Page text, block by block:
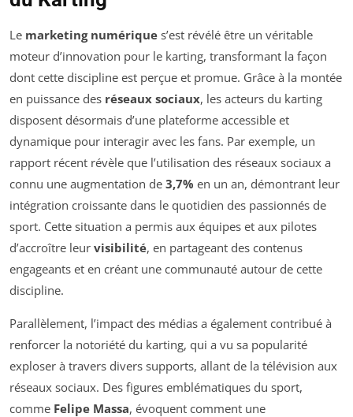
Le marketing numérique s’est révélé être un véritable
moteur d’innovation pour le karting, transformant la façon
dont cette discipline est perçue et promue. Grâce à la montée
en puissance des réseaux sociaux, les acteurs du karting
disposent désormais d’une plateforme accessible et
dynamique pour interagir avec les fans. Par exemple, un
rapport récent révèle que l’utilisation des réseaux sociaux a
connu une augmentation de 3,7% en un an, démontrant leur
intégration croissante dans le quotidien des passionnés de
sport. Cette situation a permis aux équipes et aux pilotes
d’accroître leur visibilité, en partageant des contenus
engageants et en créant une communauté autour de cette
discipline.
Parallèlement, l’impact des médias a également contribué à
renforcer la notoriété du karting, qui a vu sa popularité
exploser à travers divers supports, allant de la télévision aux
réseaux sociaux. Des figures emblématiques du sport,
comme Felipe Massa, évoquent comment une